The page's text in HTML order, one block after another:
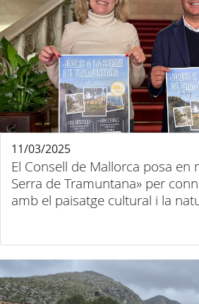
El Consell de Mallorca posa en
Serra de Tramuntana» per
amb el paisatge cultural i la
11/03/2025